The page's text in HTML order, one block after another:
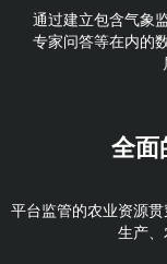
通过建立包含气象
专家问答等在内的
全面
平台监管的农业资源
生产、